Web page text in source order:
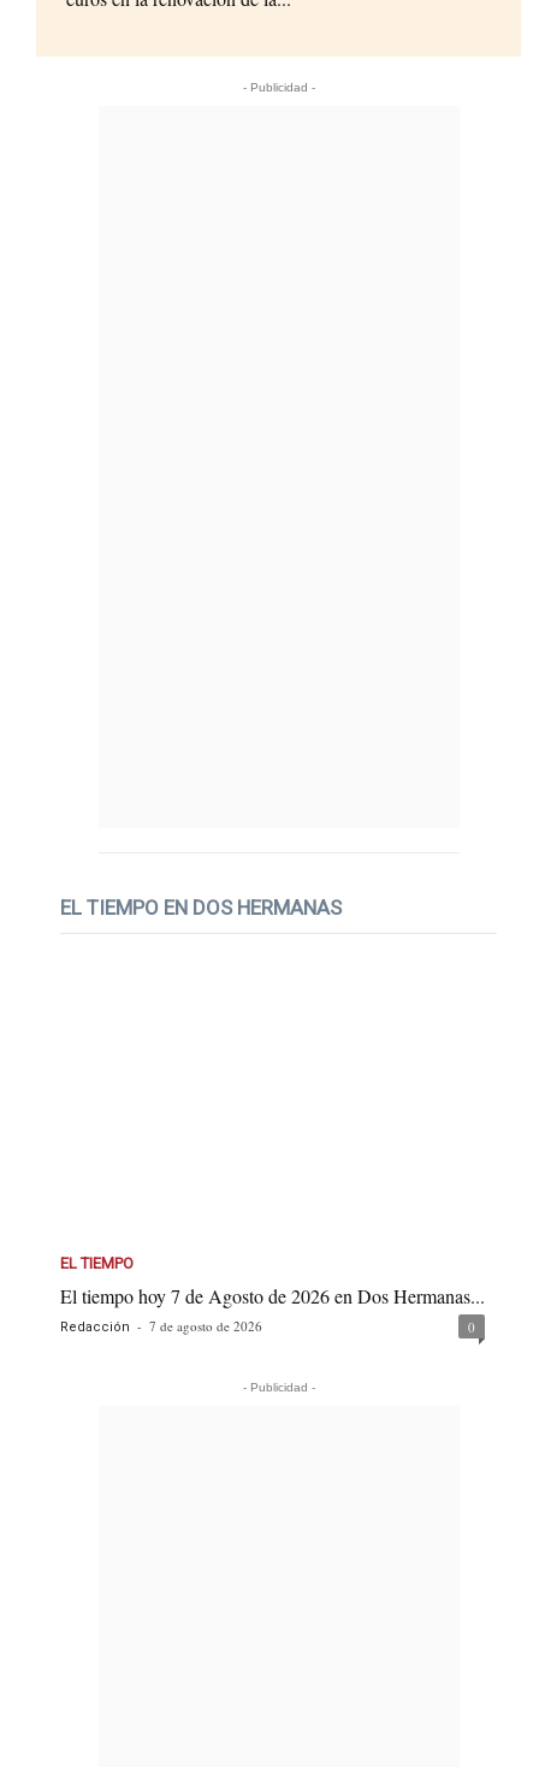
- Publicidad -
EL TIEMPO EN DOS HERMANAS
EL TIEMPO
El tiempo hoy 7 de Agosto de 2026 en Dos Hermanas...
Redacción - 7 de agosto de 2026 0
- Publicidad -